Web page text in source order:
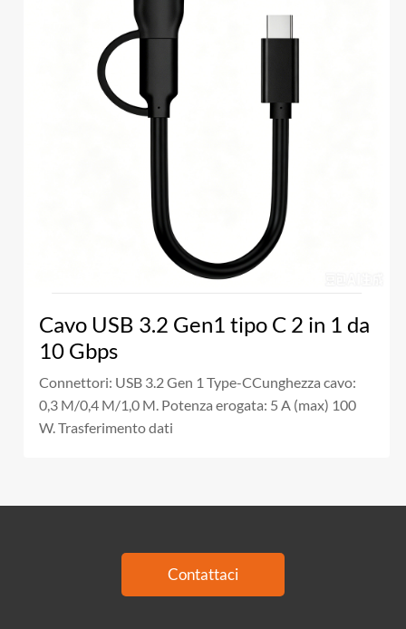
Cavo USB 3.2 Gen1 tipo C 2 in 1 da
10 Gbps
Connettori: USB 3.2 Gen 1 Type-CCunghezza cavo:
0,3 M/0,4 M/1,0 M. Potenza erogata: 5 A (max) 100
W. Trasferimento dati
Contattaci